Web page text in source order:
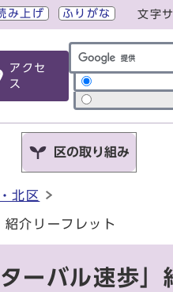
み上げ ふりがな 文字
アクセ
ス
サイト内検索の範
区の取り組み
北区
介リーフレット
ーバル速歩」